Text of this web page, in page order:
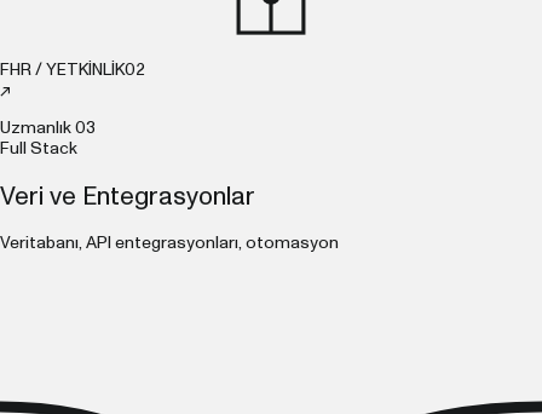
FHR / YETKİNLİK02
↗
Uzmanlık 03
Full Stack
Veri ve Entegrasyonlar
Veritabanı, API entegrasyonları, otomasyon